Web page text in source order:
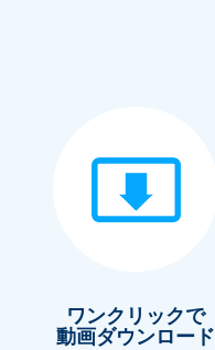
ワンクリックで
動画ダウンロード